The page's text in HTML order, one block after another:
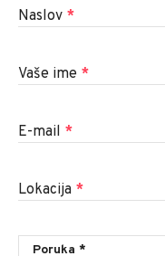
Naslov *
Vaše ime *
E-mail *
Lokacija *